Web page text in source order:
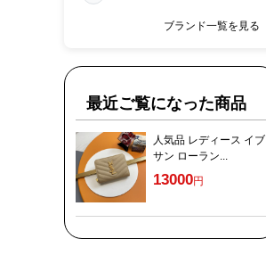
ブランド一覧を見る
最近ご覧になった商品
人気品 レディース イブ
サン ローラン...
13000円